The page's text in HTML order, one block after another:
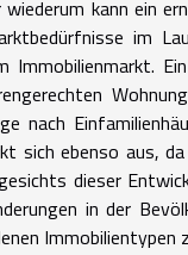
kann ein
im
nach
sich ebenso aus,
dieser
in der
Immobilientypen